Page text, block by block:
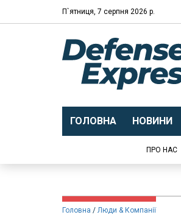
П`ятниця, 7 серпня 2026 р.
ГОЛОВНА НОВИНИ
ПРО НАС
Головна Люди & Компанії